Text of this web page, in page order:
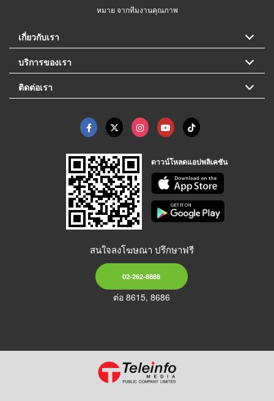
หมาย จากทีมงานคุณภาพ
เกี่ยวกับเรา
บริการของเรา
ติดต่อเรา
ดาวน์โหลดแอปพลิเคชัน
สนใจลงโฆษณา ปรึกษาฟรี
02-262-8888
ต่อ 8615, 8686